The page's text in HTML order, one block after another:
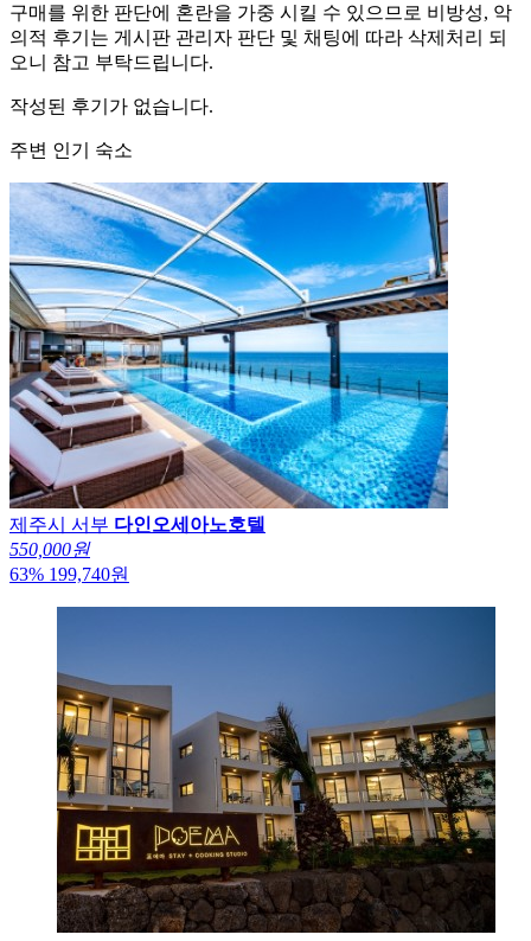
구매를 위한 판단에 혼란을 가중 시킬 수 있으므로 비방성, 악
의적 후기는 게시판 관리자 판단 및 채팅에 따라 삭제처리 되
오니 참고 부탁드립니다.
작성된 후기가 없습니다.
주변 인기 숙소
제주시 서부 다인오세아노호텔
550,000원
63% 199,740원